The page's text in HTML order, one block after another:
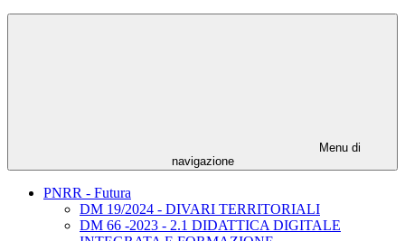
Menu di
navigazione
PNRR - Futura
DM 19/2024 - DIVARI TERRITORIALI
DM 66 -2023 - 2.1 DIDATTICA DIGITALE